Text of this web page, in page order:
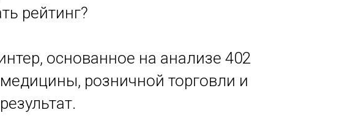
рейтинг?
основанное на анализе 402
розничной торговли и